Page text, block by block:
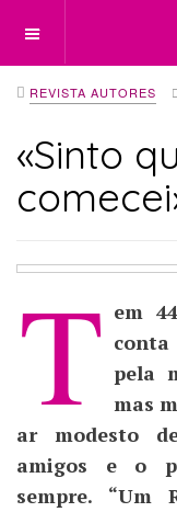
OFF CANVAS
REVISTA AUTORES
«Sinto
T em
conta
pela
mas
ar modesto
amigos e o
sempre. “Um